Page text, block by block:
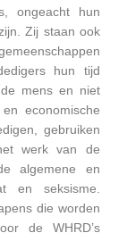
ongeacht hun
Zij staan ook
hun tijd
mens en niet
economische
gebruiken
werk van de
algemene en
en seksisme.
die worden
de WHRD’s